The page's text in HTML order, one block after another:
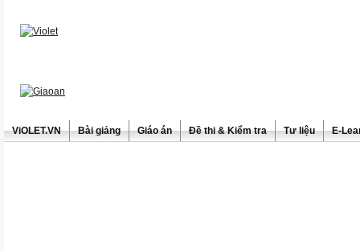
ViOLET.VN Bài giảng Giáo án Đề thi & Kiểm tra Tư liệu E-